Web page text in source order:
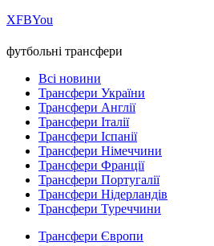
ХFBYou
футбольні трансфери
Всі новини
Трансфери України
Трансфери Англії
Трансфери Італії
Трансфери Іспанії
Трансфери Німеччини
Трансфери Франції
Трансфери Португалії
Трансфери Нідерландів
Трансфери Туреччини
Трансфери Європи